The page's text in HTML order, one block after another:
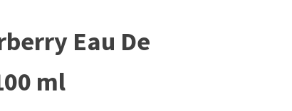
Eau De
ml